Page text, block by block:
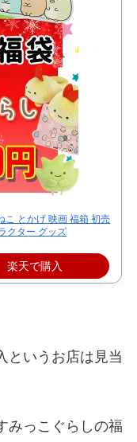
こ とかげ 映画 福箱 初売
クター グッズ
楽天で購入
というお店は見当
みっこぐらしの福